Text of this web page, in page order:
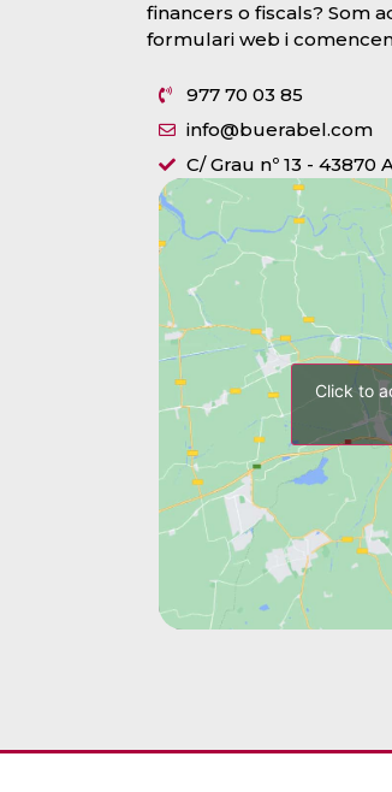
financers o fiscals? Som
formulari web i
977 70 03 85
info@buerabel.com
C/ Grau nº 13 - 43870
Click to